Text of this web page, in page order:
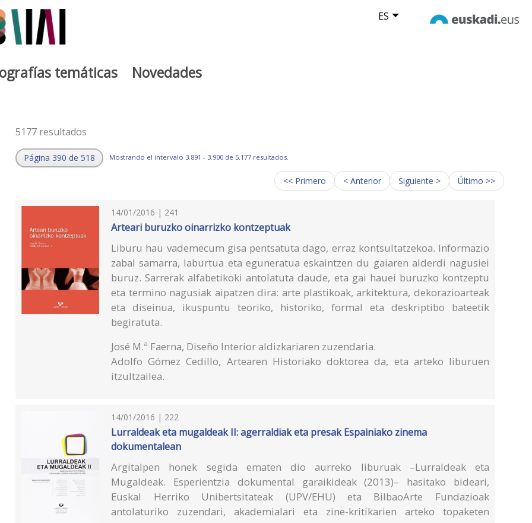
ES
temáticas Novedades
5177 resultados
Página 390 de 518 Mostrando el intervalo 3.891 - 3.900 de 5.177 resultados.
<< Primero < Anterior Siguiente > Último >>
14/01/2016 | 241
Arteari buruzko oinarrizko kontzeptuak
Liburu hau vademecum gisa pentsatuta dago, erraz kontsultatzekoa. Informazio
zabal samarra, laburtua eta eguneratua eskaintzen du gaiaren alderdi nagusiei
buruz. Sarrerak alfabetikoki antolatuta daude, eta gai hauei buruzko kontzeptu
eta termino nagusiak aipatzen dira: arte plastikoak, arkitektura, dekorazioarteak
eta diseinua, ikuspuntu teoriko, historiko, formal eta deskriptibo bateetik
begiratuta.
José M.ª Faerna, Diseño Interior aldizkariaren zuzendaria.
Adolfo Gómez Cedillo, Artearen Historiako doktorea da, eta arteko liburuen
itzultzailea.
14/01/2016 | 222
Lurraldeak eta mugaldeak II: agerraldiak eta presak Espainiako zinema
dokumentalean
Argitalpen honek segida ematen dio aurreko liburuak –Lurraldeak eta
Mugaldeak. Esperientzia dokumental garaikideak (2013)– hasitako bideari,
Euskal Herriko Unibertsitateak (UPV/EHU) eta BilbaoArte Fundazioak
antolaturiko zuzendari, akademialari eta zine-kritikarien arteko topaketen